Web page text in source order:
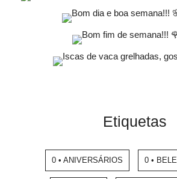
Etiquetas
0 • ANIVERSÁRIOS 0 •